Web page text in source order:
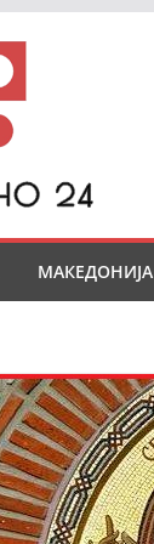
МАКЕДОНИЈА